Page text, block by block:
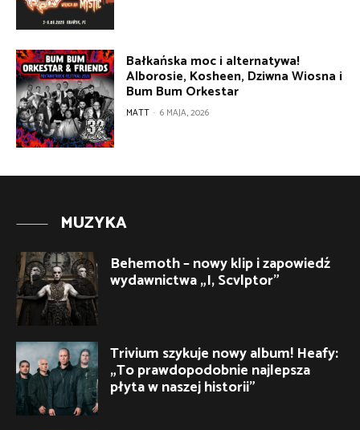
Bałkańska moc i alternatywa!
Alborosie, Kosheen, Dziwna Wiosna i
Bum Bum Orkestar
MATT - 6 MAJA, 2026
MUZYKA
Behemoth – nowy klip i zapowiedź
wydawnictwa „I, Scvlptor”
Trivium szykuje nowy album! Heafy:
„To prawdopodobnie najlepsza
płyta w naszej historii”